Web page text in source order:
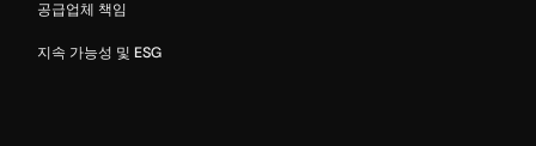
공급업체 책임
지속 가능성 및 ESG